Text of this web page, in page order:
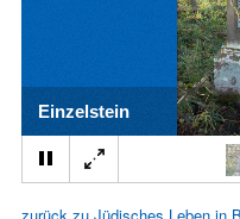
Einzelstein
zurück zu Jüdisches Leben in